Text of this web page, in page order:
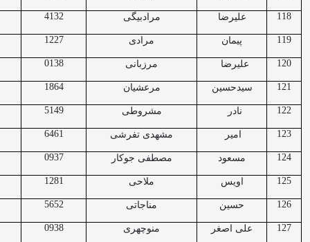
118 علیرضا مرادبیگی 4132
119 پیمان مرادی 1227
120 علیرضا مرزبانی 0138
121 سیدحسین مرعشیان 1864
122 نادر مشروطی 5149
123 امیر مشهدی تفرشی 6461
124 مسعود مصطفی جوکار 0937
125 اویس ملاحی 1281
126 حسین مناجاتی 5652
127 علی اصغر منوچهری 0938